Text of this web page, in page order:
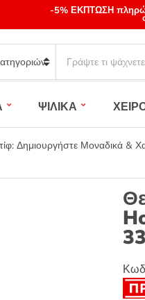
-5% ΕΚΠΤΩΣΗ
a
c
h
p
ΨΙΛΙΚΑ
Δημιουργήστε Μοναδικά &